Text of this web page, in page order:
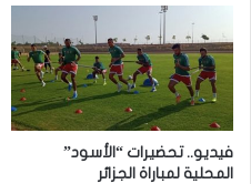
فيديو.. تحضيرات “الأسود”
المحلية لمباراة الجزائر